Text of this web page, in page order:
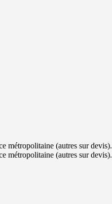
métropolitaine (autres sur devis).
métropolitaine (autres sur devis).